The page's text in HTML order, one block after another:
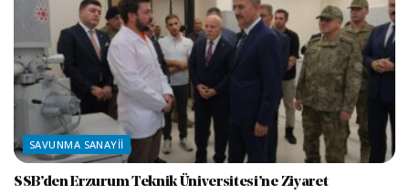
SAVUNMA SANAYII
SSB’den Erzurum Teknik Üniversitesi’ne Ziyaret